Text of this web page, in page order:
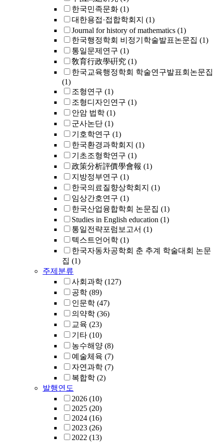
한국민족문화 (1)
대한용접·접합학회지 (1)
Journal for history of mathematics (1)
한국행정학회 비정기학술발표논문집 (1)
통일문제연구 (1)
敎育行政學硏究 (1)
한국교육행정학회 학술연구발표회논문집
(1)
조형연구 (1)
조형디자인연구 (1)
안암 법학 (1)
군사논단 (1)
기호학연구 (1)
한국환경과학회지 (1)
기초조형학연구 (1)
政策分析評價學會報 (1)
지방정부연구 (1)
한국의료질향상학회지 (1)
임상간호연구 (1)
한국산업융합학회 논문집 (1)
Studies in English education (1)
통일전략포럼보고서 (1)
텍스트언어학 (1)
한국자동차공학회 춘 추계 학술대회 논문
집 (1)
주제분류
사회과학 (127)
공학 (89)
인문학 (47)
의약학 (36)
교육 (23)
기타 (10)
농수해양 (8)
예술체육 (7)
자연과학 (7)
복합학 (2)
발행연도
2026 (10)
2025 (20)
2024 (16)
2023 (26)
2022 (13)